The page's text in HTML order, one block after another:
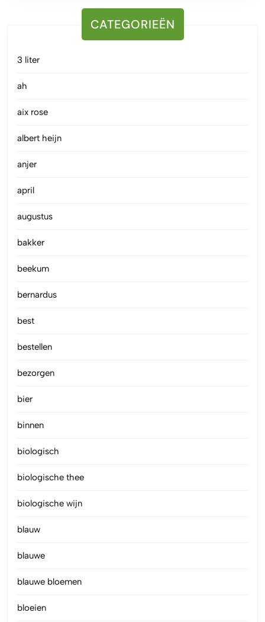
CATEGORIEËN
3 liter
ah
aix rose
albert heijn
anjer
april
augustus
bakker
beekum
bernardus
best
bestellen
bezorgen
bier
binnen
biologisch
biologische thee
biologische wijn
blauw
blauwe
blauwe bloemen
bloeien